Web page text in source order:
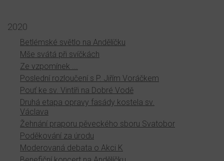
2020
Betlémské světlo na Andělíčku
Mše svátá při svíčkách
Ze vzpomínek ...
Poslední rozloučení s P. Jiřím Voráčkem
Pouť ke sv. Vintíři na Dobré Vodě
Druhá etapa opravy fasády kostela sv.
Václava
Žehnání praporu pěveckého sboru Svatobor
Poděkování za úrodu
Moderovaná debata o Akci K